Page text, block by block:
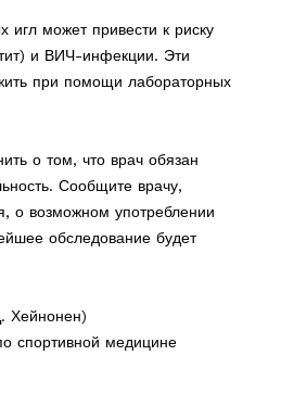
игл может привести к риску
и ВИЧ-инфекции. Эти
при помощи лабораторных
о том, что врач обязан
Сообщите врачу,
о возможном употреблении
обследование будет
Хейнонен)
спортивной медицине